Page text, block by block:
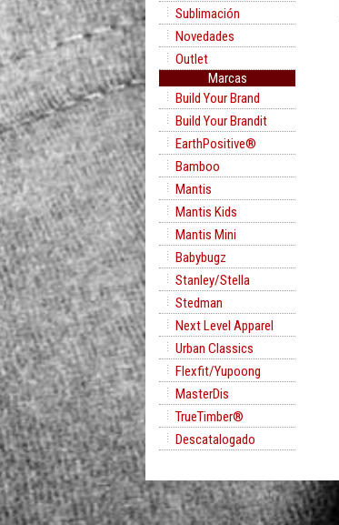
Sublimación
Novedades
Outlet
Marcas
Build Your Brand
Build Your Brandit
EarthPositive®
Bamboo
Mantis
Mantis Kids
Mantis Mini
Babybugz
Stanley/Stella
Stedman
Next Level Apparel
Urban Classics
Flexfit/Yupoong
MasterDis
TrueTimber®
Descatalogado